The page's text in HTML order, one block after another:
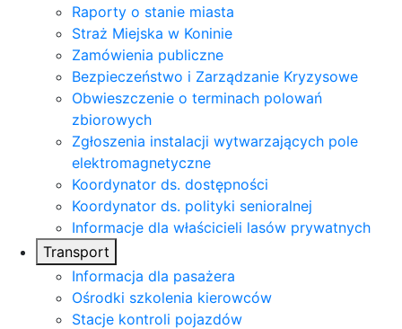
Raporty o stanie miasta
Straż Miejska w Koninie
Zamówienia publiczne
Bezpieczeństwo i Zarządzanie Kryzysowe
Obwieszczenie o terminach polowań
zbiorowych
Zgłoszenia instalacji wytwarzających pole
elektromagnetyczne
Koordynator ds. dostępności
Koordynator ds. polityki senioralnej
Informacje dla właścicieli lasów prywatnych
Transport
Informacja dla pasażera
Ośrodki szkolenia kierowców
Stacje kontroli pojazdów